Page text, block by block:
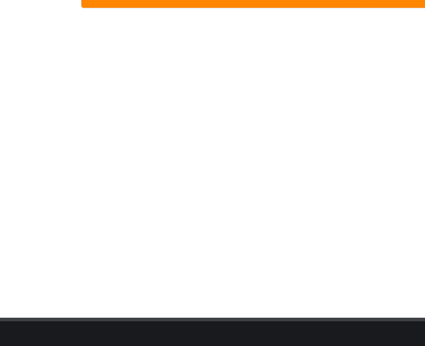
via Cantoniera 18, Castione della Presolana